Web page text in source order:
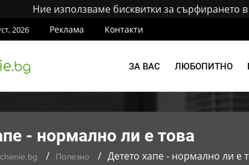
Ние използваме бисквитки за сърфирането в
2026 Реклама Контакти
ЗА ВАС ЛЮБОПИТНО
- нормално ли е това
Полезно Детето хапе - нормално ли е